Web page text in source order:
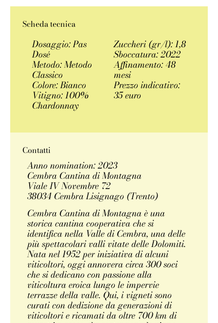
Scheda tecnica
Dosaggio: Pas
Dosé
Metodo: Metodo
Classico
Colore: Bianco
Vitigno: 100%
Chardonnay
Zuccheri (gr/l): 1,8
Sboccatura: 2022
Affinamento: 48
mesi
Prezzo indicativo:
35 euro
Contatti
Anno nomination: 2023
Cembra Cantina di Montagna
Viale IV Novembre 72
38034 Cembra Lisignago (Trento)
Cembra Cantina di Montagna è una
storica cantina cooperativa che si
identifica nella Valle di Cembra, una delle
più spettacolari valli vitate delle Dolomiti.
Nata nel 1952 per iniziativa di alcuni
viticoltori, oggi annovera circa 300 soci
che si dedicano con passione alla
viticoltura eroica lungo le impervie
terrazze della valle. Qui, i vigneti sono
curati con dedizione da generazioni di
viticoltori e ricamati da oltre 700 km di